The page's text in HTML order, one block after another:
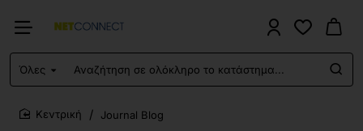
Όλες
Αναζήτηση
σε
ολόκληρο
το
Journal Blog